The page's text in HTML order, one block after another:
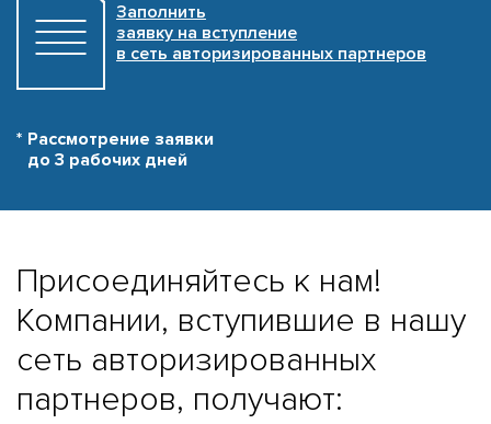
Заполнить
заявку на вступление
в сеть авторизированных партнеров
Рассмотрение заявки
до 3 рабочих дней
Присоединяйтесь к нам!
Компании, вступившие в нашу
сеть авторизированных
партнеров, получают: